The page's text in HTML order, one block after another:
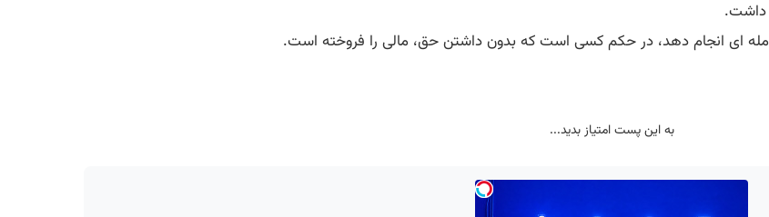
ای انجام دهد، در حکم کسی است که بدون داشتن حق، مالی را فروخته است.
به این پست امتیاز بدید...